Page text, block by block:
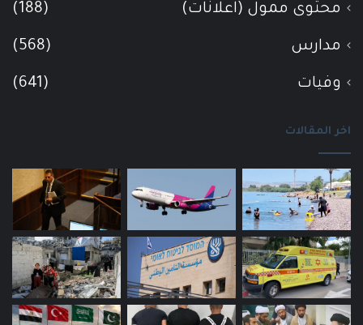
محتوى ممول (اعلانات) (188)
مدارس (568)
وفيات (641)
اخر المقالات